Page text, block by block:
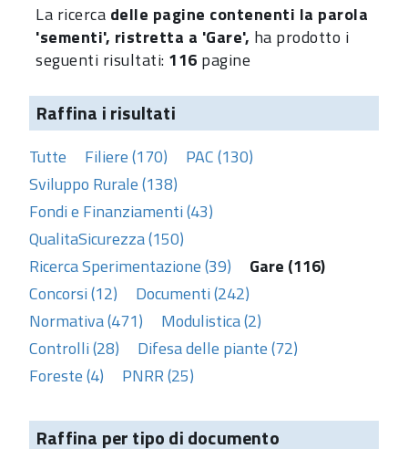
La ricerca delle pagine contenenti la parola
'sementi', ristretta a 'Gare', ha prodotto i
seguenti risultati: 116 pagine
Raffina i risultati
Tutte Filiere (170)
PAC (130)
Sviluppo Rurale (138)
Fondi e Finanziamenti (43)
QualitaSicurezza (150)
Ricerca Sperimentazione (39)
Gare (116)
Concorsi (12)
Documenti (242)
Normativa (471)
Modulistica (2)
Controlli (28)
Difesa delle piante (72)
Foreste (4)
PNRR (25)
Raffina per tipo di documento